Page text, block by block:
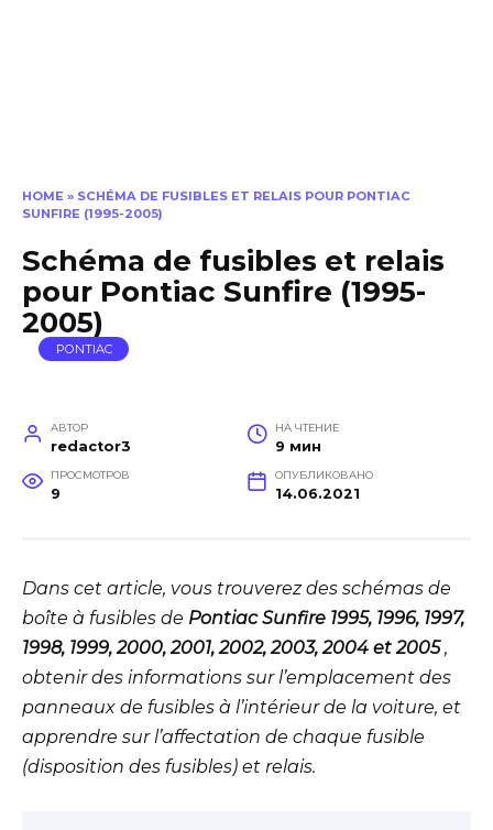
HOME » SCHÉMA DE FUSIBLES ET RELAIS POUR PONTIAC
SUNFIRE (1995-2005)
Schéma de fusibles et relais
pour Pontiac Sunfire (1995-
2005)
PONTIAC
АВТОР
redactor3
НА ЧТЕНИЕ
9 мин
ПРОСМОТРОВ
9
ОПУБЛИКОВАНО
14.06.2021
Dans cet article, vous trouverez des schémas de
boîte à fusibles de Pontiac Sunfire 1995, 1996, 1997,
1998, 1999, 2000, 2001, 2002, 2003, 2004 et 2005,
obtenir des informations sur l’emplacement des
panneaux de fusibles à l’intérieur de la voiture, et
apprendre sur l’affectation de chaque fusible
(disposition des fusibles) et relais.